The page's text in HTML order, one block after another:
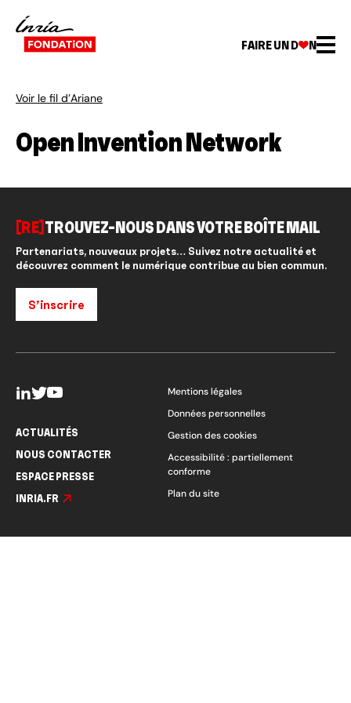
FAIRE UN D N
Voir le fil d’Ariane
Open Invention Network
[RE] TROUVEZ-NOUS DANS VOTRE BOÎTE MAIL
Partenariats, nouveaux projets… Suivez notre actualité et
découvrez comment le numérique contribue au bien commun.
S’inscrire
ACTUALITÉS
NOUS CONTACTER
ESPACE PRESSE
INRIA.FR
Mentions légales
Données personnelles
Gestion des cookies
Accessibilité : partiellement
conforme
Plan du site